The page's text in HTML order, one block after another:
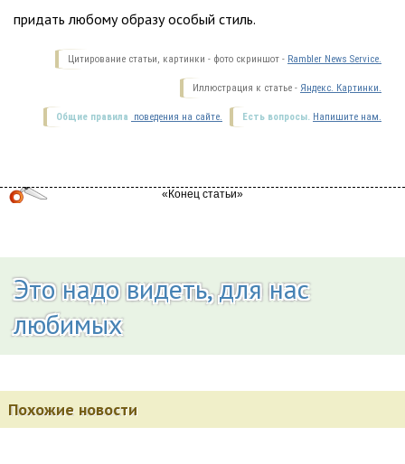
придать любому образу особый стиль.
Цитирование статьи, картинки - фото скриншот - Rambler News Service.
Иллюстрация к статье - Яндекс. Картинки.
Есть вопросы. Напишите нам.
Общие правила поведения на сайте.
Это надо видеть, для нас
любимых
Похожие новости